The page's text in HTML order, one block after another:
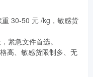
30-50 元 /kg，敏感货
紧急文件首选。
高、敏感货限制多、无